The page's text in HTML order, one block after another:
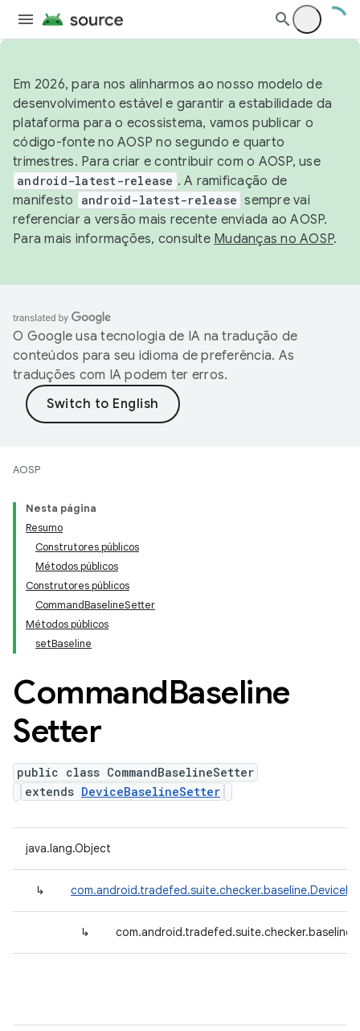
Em 2026, para nos alinharmos ao nosso modelo de
desenvolvimento estável e garantir a estabilidade da
plataforma para o ecossistema, vamos publicar o
código-fonte no AOSP no segundo e quarto
trimestres. Para criar e contribuir com o AOSP, use
android-latest-release . A ramificação de
manifesto
android-latest-release sempre vai
referenciar a versão mais recente enviada ao AOSP.
Para mais informações, consulte Mudanças no AOSP.
O Google usa tecnologia de IA na tradução de
conteúdos para seu idioma de preferência. As
traduções com IA podem ter erros.
AOSP
Nesta página
Resumo
Construtores públicos
Métodos públicos
Construtores públicos
CommandBaselineSetter
Métodos públicos
setBaseline
CommandBaseline
Setter
public class CommandBaselineSetter
extends DeviceBaselineSetter
java.lang.Object
↳
↳